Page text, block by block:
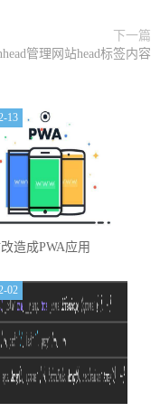
下一篇
管理网站head标签内容
造成PWA应用
13
02